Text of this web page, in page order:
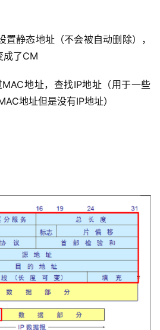
成了CM
地址但是没有IP地址）